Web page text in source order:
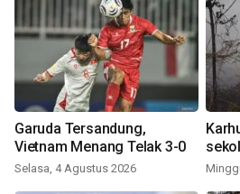
Garuda Tersandung,
Vietnam Menang Telak 3-0
Selasa, 4 Agustus 2026